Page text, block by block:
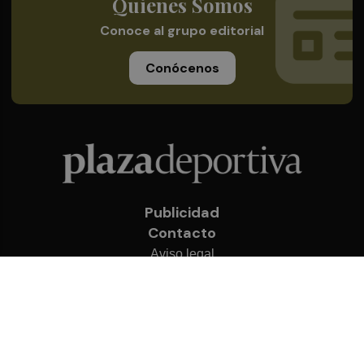
Conoce al grupo editorial
Conócenos
Publicidad
Contacto
Aviso legal